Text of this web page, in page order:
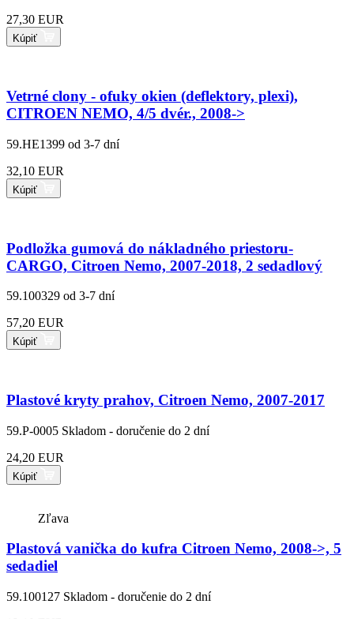
27,30 EUR
Kúpiť
Vetrné clony - ofuky okien (deflektory, plexi),
CITROEN NEMO, 4/5 dvér., 2008->
59.HE1399 od 3-7 dní
32,10 EUR
Kúpiť
Podložka gumová do nákladného priestoru-
CARGO, Citroen Nemo, 2007-2018, 2 sedadlový
59.100329 od 3-7 dní
57,20 EUR
Kúpiť
Plastové kryty prahov, Citroen Nemo, 2007-2017
59.P-0005 Skladom - doručenie do 2 dní
24,20 EUR
Kúpiť
Zľava
Plastová vanička do kufra Citroen Nemo, 2008->, 5
sedadiel
59.100127 Skladom - doručenie do 2 dní